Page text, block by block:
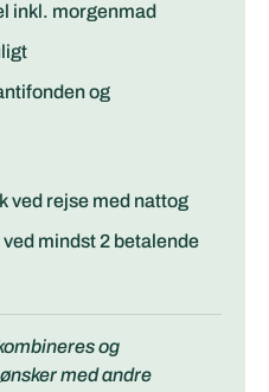
inkl. morgenmad
og
ved rejse med nattog
mindst 2 betalende
og
med andre